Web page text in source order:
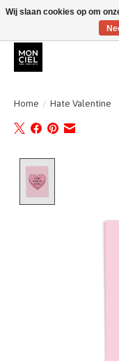
BE + NL : GRATIS
Home / Hate Valentine
Wij slaan cookies op om